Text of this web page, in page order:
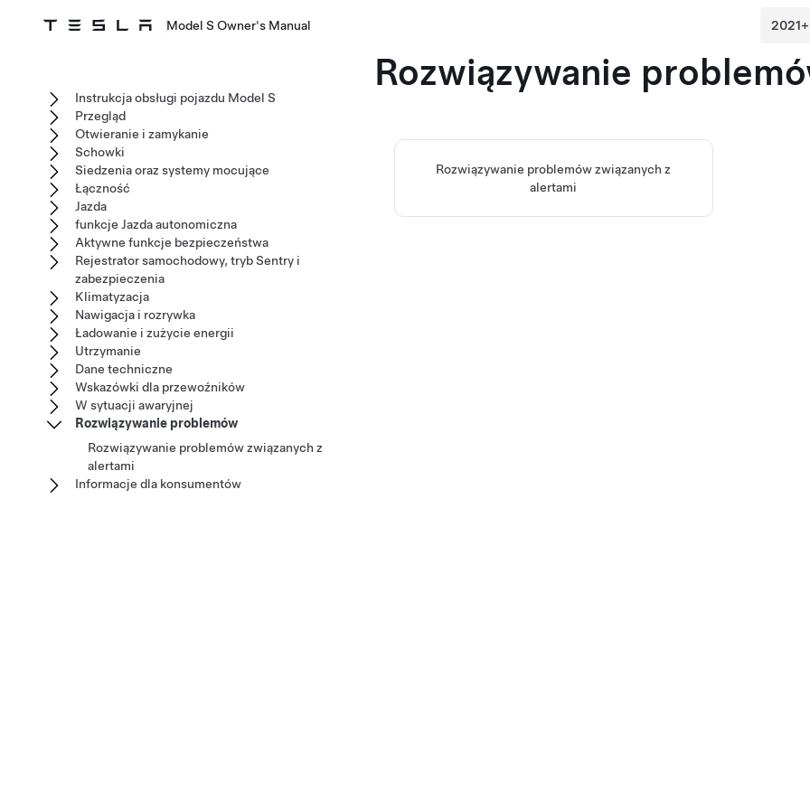
Model S Owner's Manual
Rozwiązywanie
Rozwiązywanie problemów związanych z
alertami
Instrukcja obsługi pojazdu Model S
Przegląd
Otwieranie i zamykanie
Schowki
Siedzenia oraz systemy mocujące
Łączność
Jazda
funkcje Jazda autonomiczna
Aktywne funkcje bezpieczeństwa
Rejestrator samochodowy, tryb Sentry i
zabezpieczenia
Klimatyzacja
Nawigacja i rozrywka
Ładowanie i zużycie energii
Utrzymanie
Dane techniczne
Wskazówki dla przewoźników
W sytuacji awaryjnej
Rozwiązywanie problemów
Rozwiązywanie problemów związanych z
alertami
Informacje dla konsumentów